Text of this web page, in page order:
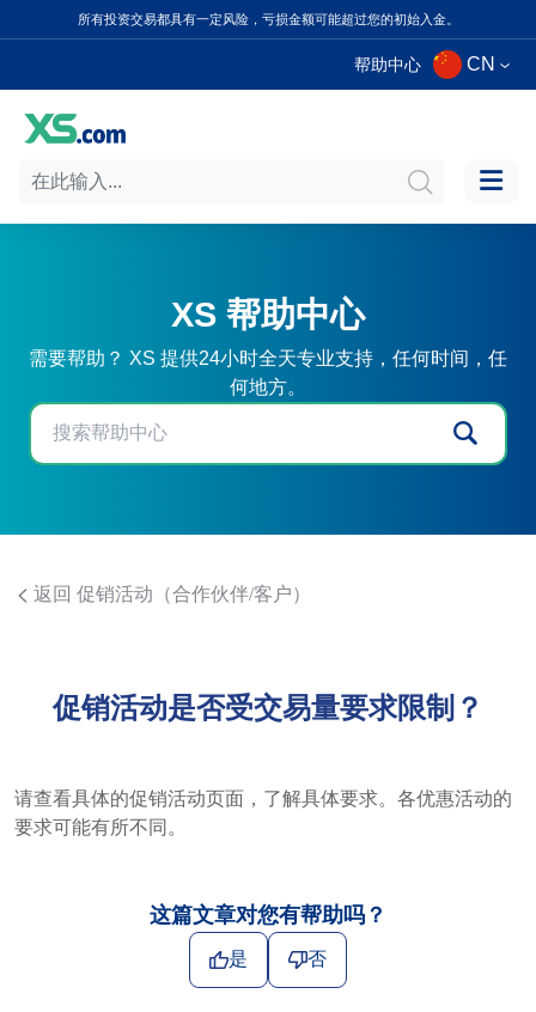
所有投资交易都具有一定风险，亏损金额可能超过您的初始入金。
帮助中心 CN
XS 帮助中心
需要帮助？ XS 提供24小时全天专业支持，任何时间，任
何地方。
返回 促销活动（合作伙伴/客户）
促销活动是否受交易量要求限制？
请查看具体的促销活动页面，了解具体要求。各优惠活动的
要求可能有所不同。
这篇文章对您有帮助吗？
是 否